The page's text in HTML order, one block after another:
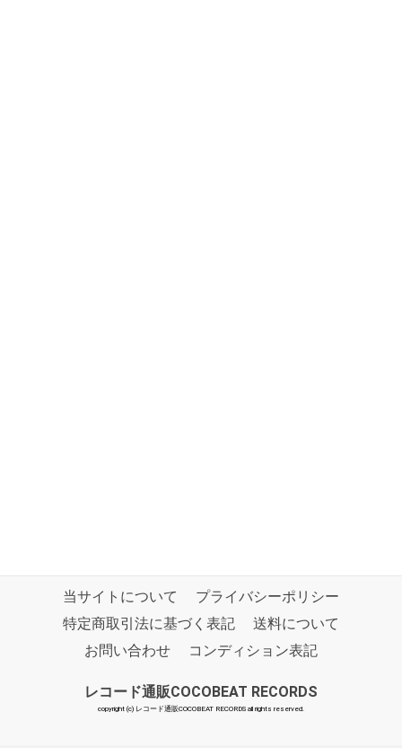
当サイトについて
プライバシーポリシー
特定商取引法に基づく表記
送料について
お問い合わせ
コンディション表記
レコード通販COCOBEAT RECORDS
copyright (c) レコード通販COCOBEAT RECORDS all rights reserved.